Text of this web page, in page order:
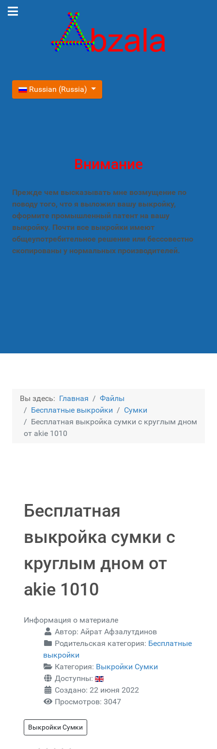
Выберите язык
Russian (Russia)
Внимание
Прежде чем высказывать мне возмущение по
поводу того, что я выложил вашу выкройку,
оформите промышленный патент на вашу
выкройку. Почти все выкройки имеют
общеупотребительное решение или бессовестно
скопированы у нормальных производителей.
Вы здесь: Главная
Файлы
Бесплатные выкройки
Сумки
Бесплатная выкройка сумки с круглым дном
от akie 1010
Бесплатная
выкройка сумки с
круглым дном от
akie 1010
Информация о материале
Автор: Айрат Афзалутдинов
Родительская категория: Бесплатные
выкройки
Категория: Выкройки Сумки
Доступны:
Создано: 22 июня 2022
Просмотров: 3047
Выкройки Сумки